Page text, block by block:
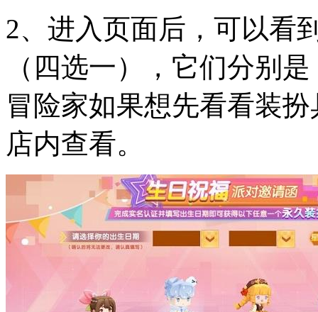
2、进入页面后，可以看
（四选一），它们分别
冒险家如果想先看看装
店内查看。